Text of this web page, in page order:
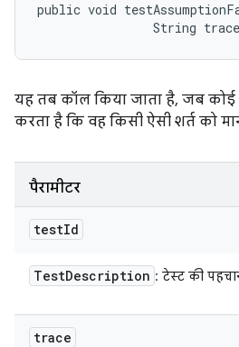
public void
String
यह तब कॉल किया जाता है, जब
करता है कि वह किसी ऐसी शर्त को
पैरामीटर
testId
TestDescription : टेस्ट की
trace